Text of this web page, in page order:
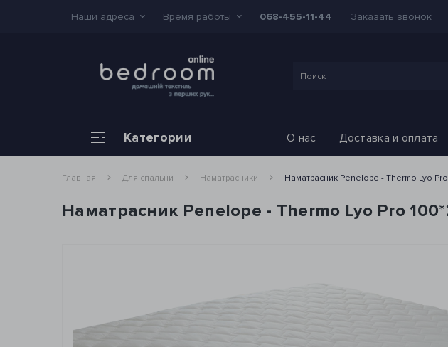
Наши адреса Время работы 068-455-11-44 Заказать звонок
Категории О нас Доставка и оплата
Главная Для спальни Наматрасники Наматрасник Penelope - Thermo Lyo
Наматрасник Penelope - Thermo Lyo Pro